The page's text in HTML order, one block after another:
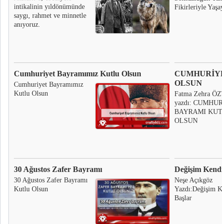
intikalinin yıldönümünde
saygı, rahmet ve minnetle
anıyoruz.
Fikirleriyle
Cumhuriyet Bayramımız Kutlu Olsun
Cumhuriyet Bayramımız
Kutlu Olsun
OLSUN
Fatma Zehra
yazdı:
BAYRAMI
OLSUN
30 Ağustos Zafer Bayramı
30 Ağustos Zafer Bayramı
Kutlu Olsun
Değişim
Neşe Açıkgöz
Yazdı:Değişim
Başlar